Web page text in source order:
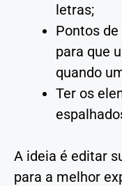
letras;
Pontos
para que
quando
Ter os
A ideia é editar
para a melhor